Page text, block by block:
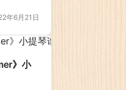
个人孤独
长…
的主题
的电影制
作为男
涛在看过
，并立
年6月21日
》小